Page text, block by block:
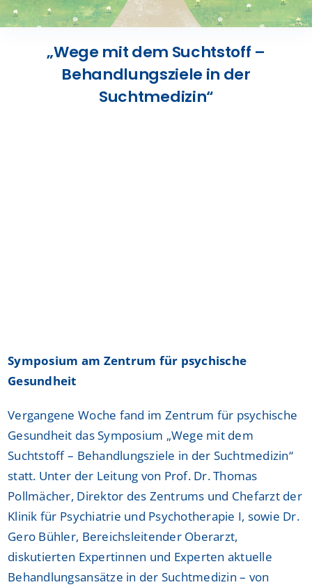
Presse
Kontakt„Wege mit dem Suchtstoff –
Behandlungsziele in der
Suchtmedizin“
Symposium am Zentrum für psychische
Gesundheit
Vergangene Woche fand im Zentrum für psychische
Gesundheit das Symposium „Wege mit dem
Suchtstoff – Behandlungsziele in der Suchtmedizin“
statt. Unter der Leitung von Prof. Dr. Thomas
Pollmächer, Direktor des Zentrums und Chefarzt der
Klinik für Psychiatrie und Psychotherapie I, sowie Dr.
Gero Bühler, Bereichsleitender Oberarzt,
diskutierten Expertinnen und Experten aktuelle
Behandlungsansätze in der Suchtmedizin – von